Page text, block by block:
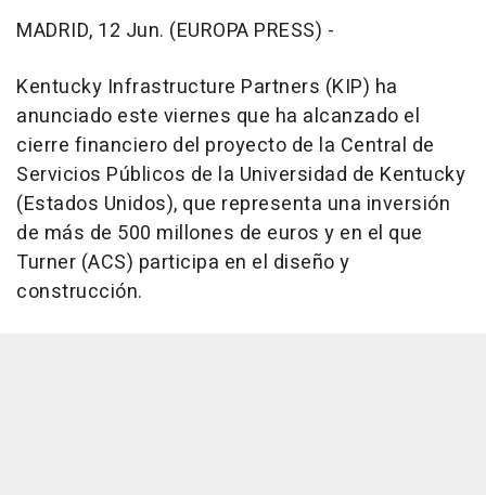
MADRID, 12 Jun. (EUROPA PRESS) -
Kentucky Infrastructure Partners (KIP) ha
anunciado este viernes que ha alcanzado el
cierre financiero del proyecto de la Central de
Servicios Públicos de la Universidad de Kentucky
(Estados Unidos), que representa una inversión
de más de 500 millones de euros y en el que
Turner (ACS) participa en el diseño y
construcción.